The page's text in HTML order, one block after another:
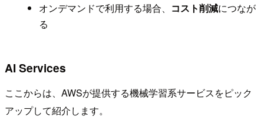
オンデマンドで利用する場合、
コスト削減につなが
る
AI Services
ここからは、AWSが提供する機械学習系サービスをピック
アップして紹介します。